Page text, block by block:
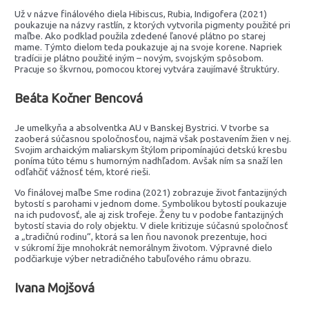
Už v názve finálového diela Hibiscus, Rubia, Indigofera (2021)
poukazuje na názvy rastlín, z ktorých vytvorila pigmenty použité pri
maľbe. Ako podklad použila zdedené ľanové plátno po starej
mame. Týmto dielom teda poukazuje aj na svoje korene. Napriek
tradícii je plátno použité iným – novým, svojským spôsobom.
Pracuje so škvrnou, pomocou ktorej vytvára zaujímavé štruktúry.
Beáta Kočner Bencová
Je umelkyňa a absolventka AU v Banskej Bystrici. V tvorbe sa
zaoberá súčasnou spoločnosťou, najmä však postavením žien v nej.
Svojim archaickým maliarskym štýlom pripomínajúci detskú kresbu
poníma túto tému s humorným nadhľadom. Avšak ním sa snaží len
odľahčiť vážnosť tém, ktoré rieši.
Vo finálovej maľbe Sme rodina (2021) zobrazuje život fantazijných
bytostí s parohami v jednom dome. Symbolikou bytostí poukazuje
na ich pudovosť, ale aj zisk trofeje. Ženy tu v podobe fantazijných
bytostí stavia do roly objektu. V diele kritizuje súčasnú spoločnosť
a „tradičnú rodinu“, ktorá sa len ňou navonok prezentuje, hoci
v súkromí žije mnohokrát nemorálnym životom. Výpravné dielo
podčiarkuje výber netradičného tabuľového rámu obrazu.
Ivana Mojšová